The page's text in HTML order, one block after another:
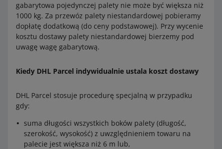
gabarytowa pojedynczej palety nie może być większa niż
1000 kg. Za przewóz palety niestandardowej pobieramy
dopłatę dodatkową (do ceny podstawowej). Przy wycenie
kosztu dostawy palety niestandardowej bierzemy pod
uwagę wagę gabarytową.
Kiedy DHL Parcel indywidualnie ustala koszt dostawy
DHL Parcel stosuje procedurę specjalną w przypadku
gdy:
suma długości wszystkich boków palety (długość,
szerokość, wysokość) z uwzględnieniem towaru na
palecie jest większa niż 6 m lub,